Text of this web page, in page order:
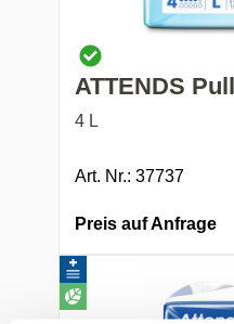
ATTENDS
4 L
Art. Nr.: 37737
Preis auf Anfrage